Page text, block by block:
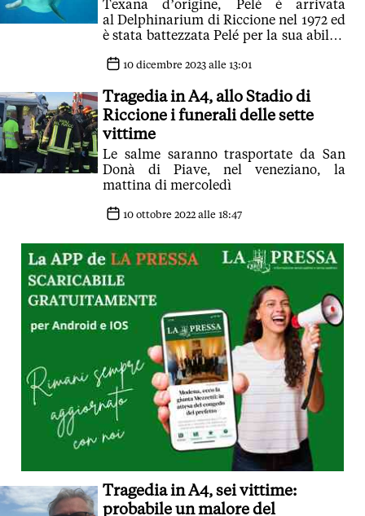
Texana d’origine, Pelé è arrivata
al Delphinarium di Riccione nel 1972 ed
è stata battezzata Pelé per la sua abilità
10 dicembre 2023 alle 13:01
Tragedia in A4, allo Stadio di
Riccione i funerali delle sette
vittime
Le salme saranno trasportate da San
Donà di Piave, nel veneziano, la
mattina di mercoledì
10 ottobre 2022 alle 18:47
Tragedia in A4, sei vittime:
probabile un malore del